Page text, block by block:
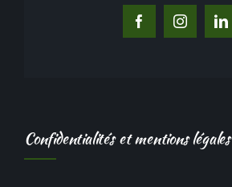
Confidentialités et mentions légales